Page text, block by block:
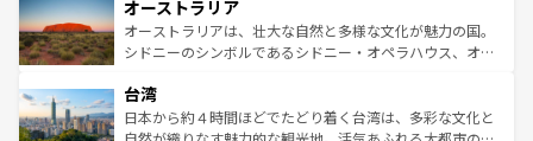
部のニューオーリンズでは、音楽と美食が融合した独特の
文化が魅力。旅行者はアメリカの各地域で異なる魅力を楽
しみながら、その多様性と豊かな歴史を感じることができ
ならではの贅沢な旅のスタイルだ。 なお、新着のアメリカ
情報はコンテンツ一覧を参照してほしい。
ワイ島は見逃せない。また、定番の観光地といえばオアフ
島だが、静かな自然を求めるならマウイ島やカウアイ島が
おすすめ。エメラルドグリーンに輝く海をはじめ、豊かな
れるおもてなしの心で訪れる人々を迎えてくれるハワイの
人々、おいしいローカルフードやハワイアンミュージッ
ク、伝統的なフラダンスなど、すべてがハワイの魅力を彩
オーストラリア
オーストラリアは、壮大な自然と多様な文化が魅力の国。
シドニーのシンボルであるシドニー・オペラハウス、オー
リアリーフや大陸中央部にそびえるウルル（エアーズロッ
ク）、タスマニアの美しい原生林やケアンズの熱帯雨林な
ど、見どころがたくさん。また、カフェやワイン、オージ
台湾
日本から約４時間ほどでたどり着く台湾は、多彩な文化と